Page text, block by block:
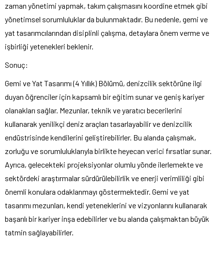
zaman yönetimi yapmak, takım çalışmasını koordine etmek gibi
yönetimsel sorumluluklar da bulunmaktadır. Bu nedenle, gemi ve
yat tasarımcılarından disiplinli çalışma, detaylara önem verme ve
işbirliği yetenekleri beklenir.
Sonuç:
Gemi ve Yat Tasarımı (4 Yıllık) Bölümü, denizcilik sektörüne ilgi
duyan öğrenciler için kapsamlı bir eğitim sunar ve geniş kariyer
olanakları sağlar. Mezunlar, teknik ve yaratıcı becerilerini
kullanarak yenilikçi deniz araçları tasarlayabilir ve denizcilik
endüstrisinde kendilerini geliştirebilirler. Bu alanda çalışmak,
zorluğu ve sorumluluklarıyla birlikte heyecan verici fırsatlar sunar.
Ayrıca, gelecekteki projeksiyonlar olumlu yönde ilerlemekte ve
sektördeki araştırmalar sürdürülebilirlik ve enerji verimliliği gibi
önemli konulara odaklanmayı göstermektedir. Gemi ve yat
tasarımı mezunları, kendi yeteneklerini ve vizyonlarını kullanarak
başarılı bir kariyer inşa edebilirler ve bu alanda çalışmaktan büyük
tatmin sağlayabilirler.